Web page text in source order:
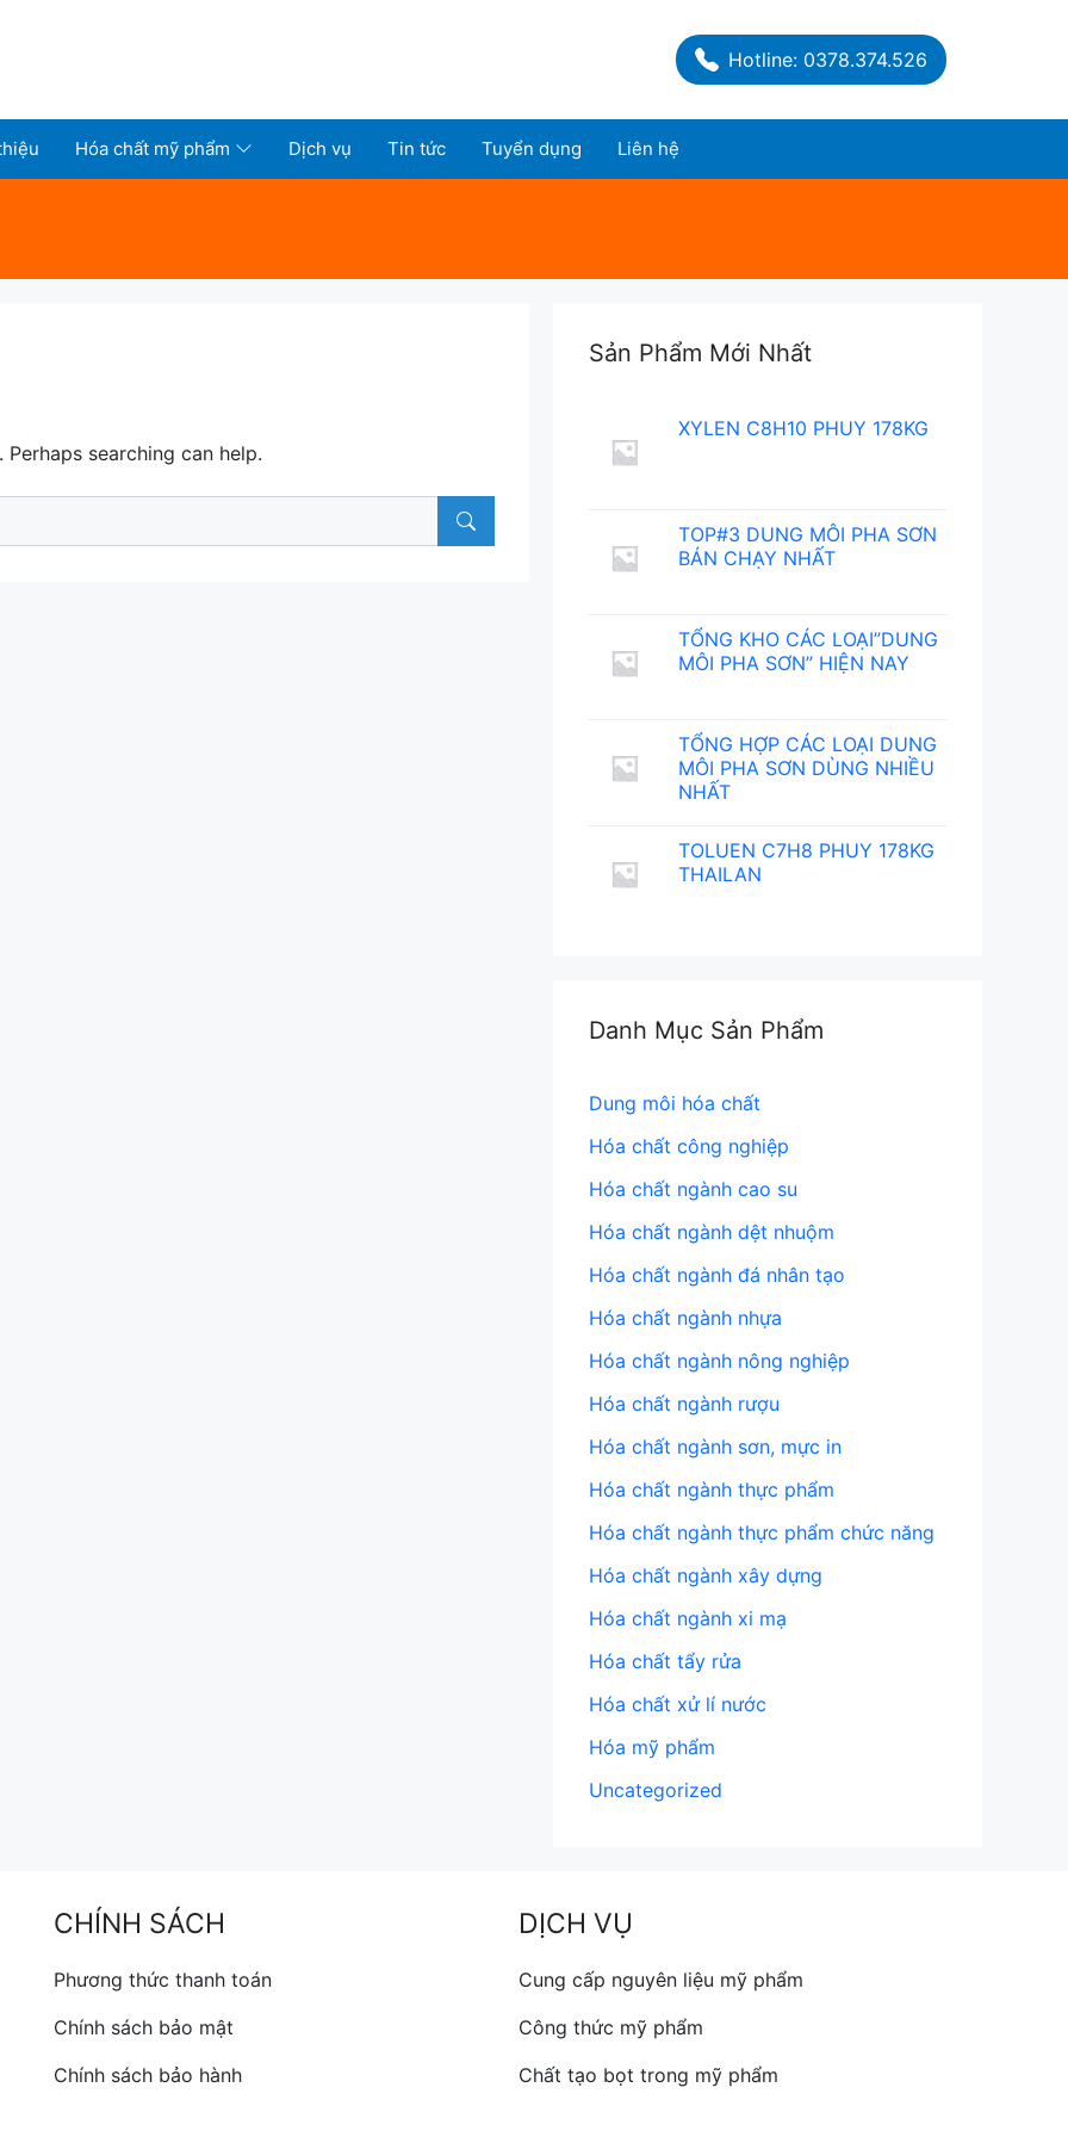
Hotline: 0378.374.526
Hóa chất mỹ phẩm Dịch vụ Tin tức Tuyển dụng Liên hệ
searching can help.
Sản Phẩm Mới Nhất
XYLEN C8H10 PHUY 178KG
TOP#3 DUNG MÔI PHA SƠN
BÁN CHẠY NHẤT
TỔNG KHO CÁC LOẠI”DUNG
MÔI PHA SƠN” HIỆN NAY
TỔNG HỢP CÁC LOẠI DUNG
MÔI PHA SƠN DÙNG NHIỀU
NHẤT
TOLUEN C7H8 PHUY 178KG
THAILAN
Danh Mục Sản Phẩm
Dung môi hóa chất
Hóa chất công nghiệp
Hóa chất ngành cao su
Hóa chất ngành dệt nhuộm
Hóa chất ngành đá nhân tạo
Hóa chất ngành nhựa
Hóa chất ngành nông nghiệp
Hóa chất ngành rượu
Hóa chất ngành sơn, mực in
Hóa chất ngành thực phẩm
Hóa chất ngành thực phẩm chức năng
Hóa chất ngành xây dựng
Hóa chất ngành xi mạ
Hóa chất tẩy rửa
Hóa chất xử lí nước
Hóa mỹ phẩm
Uncategorized
CHÍNH SÁCH
Phương thức thanh toán
Chính sách bảo mật
Chính sách bảo hành
DỊCH VỤ
Cung cấp nguyên liệu mỹ phẩm
Công thức mỹ phẩm
Chất tạo bọt trong mỹ phẩm